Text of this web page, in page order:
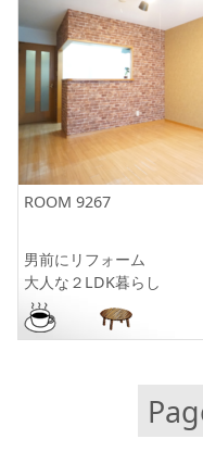
ROOM 9267
男前にリフォ
大人な２LDK暮らし